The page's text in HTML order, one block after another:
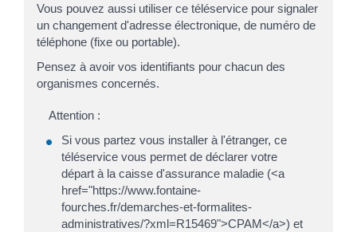
Vous pouvez aussi utiliser ce téléservice pour signaler
un changement d'adresse électronique, de numéro de
téléphone (fixe ou portable).
Pensez à avoir vos identifiants pour chacun des
organismes concernés.
Attention :
Si vous partez vous installer à l'étranger, ce
téléservice vous permet de déclarer votre
départ à la caisse d'assurance maladie (<a
href="https://www.fontaine-
fourches.fr/demarches-et-formalites-
administratives/?xml=R15469">CPAM</a>) et